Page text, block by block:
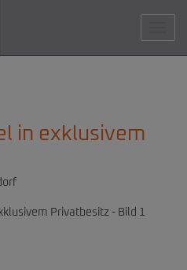
in exklusivem